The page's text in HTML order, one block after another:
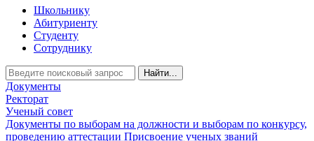
Школьнику
Абитуриенту
Студенту
Сотруднику
Найти...
Документы
Ректорат
Ученый совет
Документы по выборам на должности и выборам по конкурсу,
проведению аттестации Присвоение ученых званий